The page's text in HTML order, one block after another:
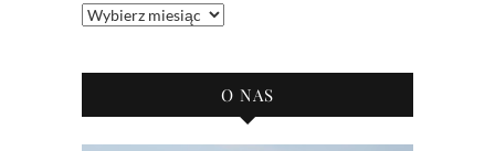
Archiwum
O NAS